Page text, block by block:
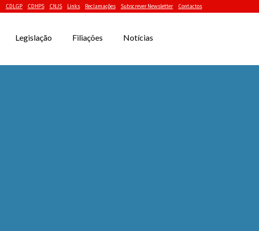
CDLGP CDHPS CNJS Links Reclamações Subscrever Newsletter Contactos
Legislação Filiações Notícias